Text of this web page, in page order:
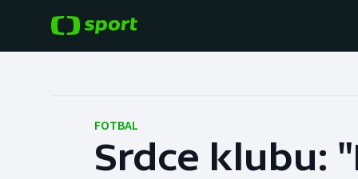
Hokej Baseball a softbal
FOTBAL
Srdce klubu: